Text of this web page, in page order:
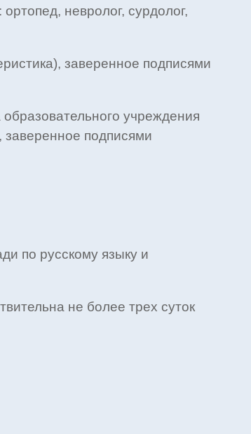
невролог, сурдолог,
заверенное подписями
учреждения
заверенное подписями
по русскому языку и
не более трех суток